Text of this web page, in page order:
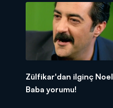
Zülfikar'dan ilginç Noel
Baba yorumu!